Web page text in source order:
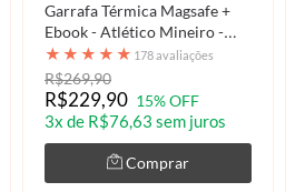
Garrafa Térmica Magsafe +
Ebook - Atlético Mineiro -
Uniforme 2 2026
Personalizado
★ ★ ★ ★ ★ 178 avaliações
R$269,90
R$229,90 15% OFF
3x de R$76,63 sem juros
Comprar